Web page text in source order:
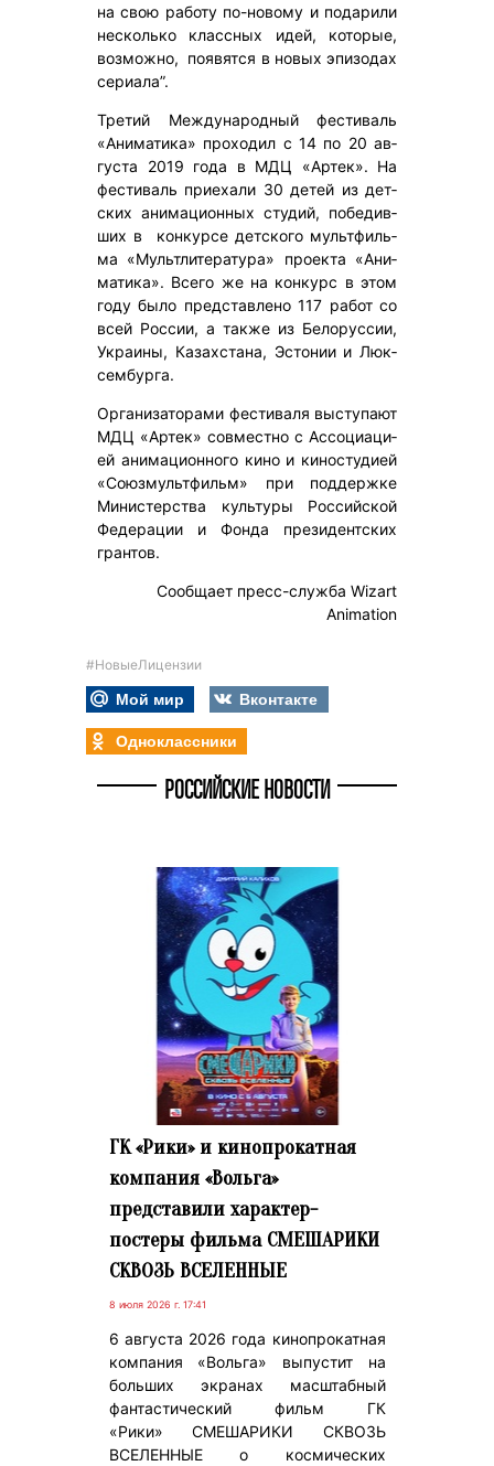
на свою ра­боту по-но­вому и по­дари­ли
нес­коль­ко клас­сных идей, ко­торые,
воз­можно, по­явят­ся в но­вых эпи­зодах
се­ри­ала”.
Тре­тий Меж­ду­на­род­ный фес­ти­валь
«Ани­ма­ти­ка» про­ходил с 14 по 20 ав­
гус­та 2019 го­да в МДЦ «Ар­тек». На
фес­ти­валь при­еха­ли 30 де­тей из дет­
ских ани­ма­ци­он­ных сту­дий, по­бе­див­
ших в кон­кур­се дет­ско­го муль­тфиль­
ма «Муль­тли­те­ра­ту­ра» про­ек­та «Ани­
ма­ти­ка». Все­го же на кон­курс в этом
го­ду бы­ло пред­став­ле­но 117 ра­бот со
всей Рос­сии, а так­же из Бе­ло­рус­сии,
Ук­ра­ины, Ка­зах­ста­на, Эс­то­нии и Люк­
сем­бур­га.
Ор­га­ни­за­то­ра­ми фес­ти­ва­ля выс­ту­па­ют
МДЦ «Ар­тек» сов­мес­тно с Ас­со­ци­аци­
ей ани­ма­ци­он­но­го ки­но и ки­нос­ту­ди­ей
«Со­юз­муль­тфильм» при под­дер­жке
Ми­нис­терс­тва куль­ту­ры Рос­сий­ской
Фе­де­ра­ции и Фон­да пре­зи­дент­ских
гран­тов.
Сообщает пресс-служба Wizart
Animation
#НовыеЛицензии
Мой мир
Вконтакте
Одноклассники
РОССИЙСКИЕ НОВОСТИ
ГК «Рики» и кинопрокатная
компания «Вольга»
представили характер-
постеры фильма СМЕШАРИКИ
СКВОЗЬ ВСЕЛЕННЫЕ
8 июля 2026 г. 17:41
6 августа 2026 года кинопрокатная
компания «Вольга» выпустит на
больших экранах масштабный
фантастический фильм ГК
«Рики» СМЕШАРИКИ СКВОЗЬ
ВСЕЛЕННЫЕ о космических